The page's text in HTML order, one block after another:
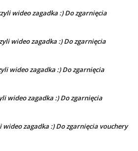
wideo zagadka :) Do zgarnięcia
wideo zagadka :) Do zgarnięcia
wideo zagadka :) Do zgarnięcia
wideo zagadka :) Do zgarnięcia
wideo zagadka :) Do zgarnięcia vouchery